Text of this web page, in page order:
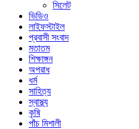
সিলেট
ভিডিও
লাইফস্টাইল
প্রবাসী সংবাদ
মতাতম
শিক্ষাঙ্গন
অপরাধ
ধর্ম
সাহিত্য
স্বাস্থ্য
কৃষি
পাঁচ মিশালী